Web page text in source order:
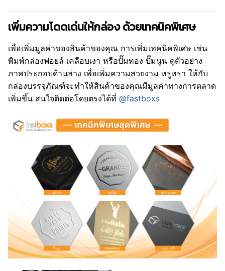
เพิ่มความโดดเด่นให้กล่อง ด้วยเทคนิคพิเศษ
เพื่อเพิ่มมูลค่าของสินค้าของคุณ การเพิ่มเทคนิคพิเศษ เช่น
พิมพ์กล่องฟอยล์ เคลือบเงา หรือปั๊มทอง ปั๊มนูน ดูตัวอย่าง
ภาพประกอบด้านล่าง เพื่อเพิ่มความสวยงาม หรูหรา ให้กับ
กล่องบรรจุภัณฑ์จะทำให้สินค้าของคุณมีมูลค่าทางการตลาด
เพิ่มขึ้น สนใจติดต่อโดยตรงได้ที่ @fastboxs